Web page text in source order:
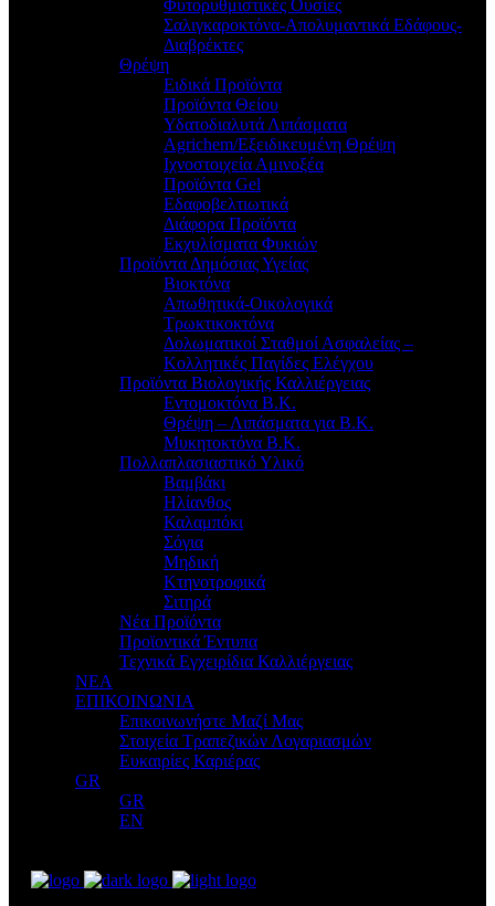
Φυτορυθμιστικές Ουσίες
Σαλιγκαροκτόνα-Απολυμαντικά Εδάφους-
Διαβρέκτες
Θρέψη
Ειδικά Προϊόντα
Προϊόντα Θείου
Υδατοδιαλυτά Λιπάσματα
Agrichem/Εξειδικευμένη Θρέψη
Ιχνοστοιχεία Αμινοξέα
Προϊόντα Gel
Εδαφοβελτιωτικά
Διάφορα Προϊόντα
Εκχυλίσματα Φυκιών
Προϊόντα Δημόσιας Υγείας
Βιοκτόνα
Απωθητικά-Οικολογικά
Τρωκτικοκτόνα
Δολωματικοί Σταθμοί Ασφαλείας –
Κολλητικές Παγίδες Ελέγχου
Προϊόντα Βιολογικής Καλλιέργειας
Εντομοκτόνα Β.Κ.
Θρέψη – Λιπάσματα για Β.Κ.
Μυκητοκτόνα Β.Κ.
Πολλαπλασιαστικό Υλικό
Βαμβάκι
Ηλίανθος
Καλαμπόκι
Σόγια
Μηδική
Κτηνοτροφικά
Σιτηρά
Νέα Προϊόντα
Προϊοντικά Έντυπα
Τεχνικά Εγχειρίδια Καλλιέργειας
ΝΕΑ
ΕΠΙΚΟΙΝΩΝΙΑ
Επικοινωνήστε Μαζί Μας
Στοιχεία Τραπεζικών Λογαριασμών
Ευκαιρίες Καριέρας
GR
GR
EN